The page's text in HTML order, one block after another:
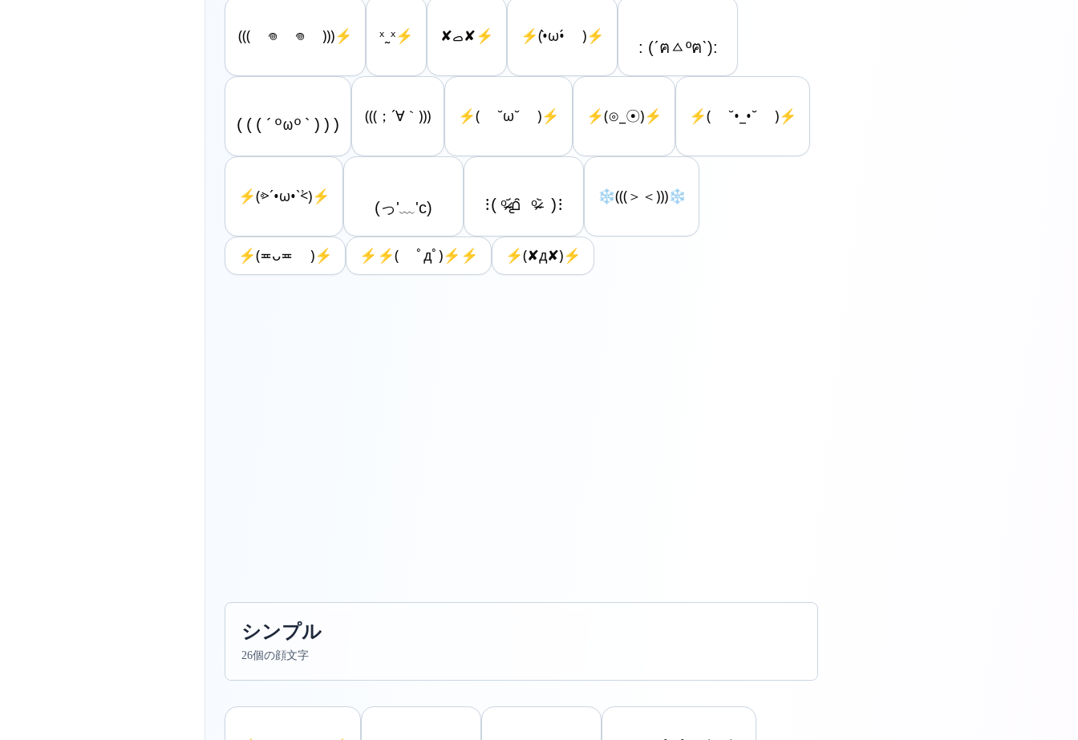
((( 𖦹 𖦹 )))⚡️ ˣ˷ˣ⚡️ ‎✘ࡇ✘⚡️ ⚡(•̀ω•́ )⚡
(((；´∀｀))) ⚡( ˘ω˘ )⚡ ⚡︎(⊙_☉)⚡︎ ⚡( ˘•_•˘ )⚡
⚡️(⩺´•ω•`⩻)⚡️ ❄(((＞＜)))❄
⚡︎(≖ᴗ≖ )⚡ ⚡⚡( ﾟдﾟ)⚡⚡ ⚡(✘д✘)⚡
シンプル
26個の顔文字